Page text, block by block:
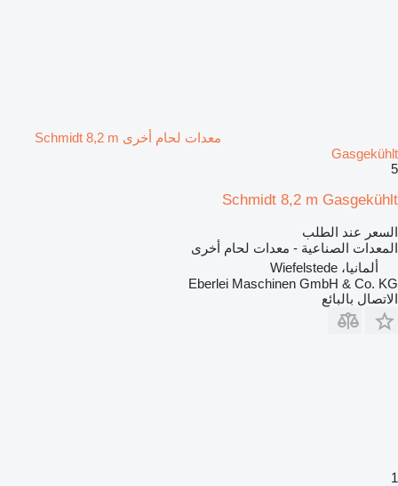
معدات لحام أخرى Schmidt 8,2 m
Gasgekühlt
5
Schmidt 8,2 m Gasgekühlt
السعر عند الطلب
المعدات الصناعية - معدات لحام أخرى
ألمانيا، Wiefelstede
Eberlei Maschinen GmbH & Co. KG
الاتصال بالبائع
1